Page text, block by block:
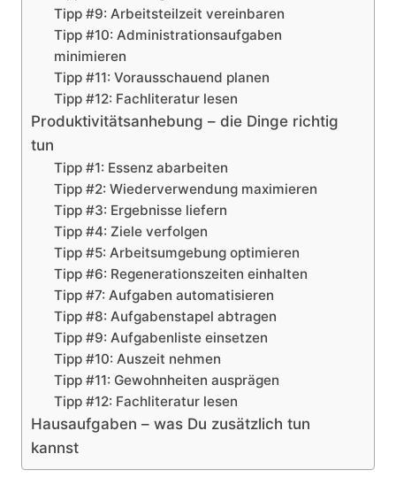
Tipp #9: Arbeitsteilzeit vereinbaren
Tipp #10: Administrationsaufgaben
minimieren
Tipp #11: Vorausschauend planen
Tipp #12: Fachliteratur lesen
Produktivitätsanhebung – die Dinge richtig
tun
Tipp #1: Essenz abarbeiten
Tipp #2: Wiederverwendung maximieren
Tipp #3: Ergebnisse liefern
Tipp #4: Ziele verfolgen
Tipp #5: Arbeitsumgebung optimieren
Tipp #6: Regenerationszeiten einhalten
Tipp #7: Aufgaben automatisieren
Tipp #8: Aufgabenstapel abtragen
Tipp #9: Aufgabenliste einsetzen
Tipp #10: Auszeit nehmen
Tipp #11: Gewohnheiten ausprägen
Tipp #12: Fachliteratur lesen
Hausaufgaben – was Du zusätzlich tun
kannst